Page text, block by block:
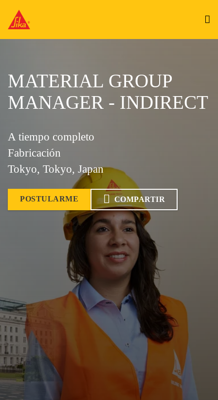
MATERIAL GROUP
MANAGER - INDIRECT
A tiempo completo
Fabricación
Tokyo, Tokyo, Japan
POSTULARME COMPARTIR